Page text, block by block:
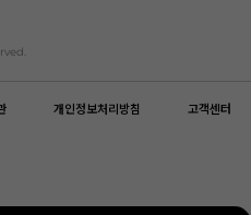
개인정보처리방침 고객센터